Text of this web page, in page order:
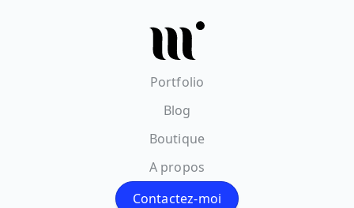
Portfolio
Blog
Boutique
A propos
Contactez-moi